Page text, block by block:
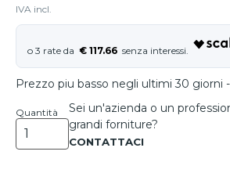
IVA incl.
€ 117.66
Prezzo piu basso negli ultimi 30 giorni
Quantità
Sei un'azienda o un
grandi forniture?